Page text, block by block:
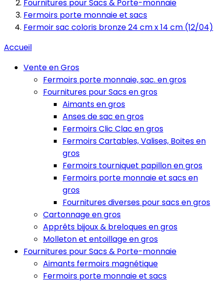
Fournitures pour Sacs & Porte-monnaie
Fermoirs porte monnaie et sacs
Fermoir sac coloris bronze 24 cm x 14 cm (12/04)
Accueil
Vente en Gros
Fermoirs porte monnaie, sac. en gros
Fournitures pour Sacs en gros
Aimants en gros
Anses de sac en gros
Fermoirs Clic Clac en gros
Fermoirs Cartables, Valises, Boites en
gros
Fermoirs tourniquet papillon en gros
Fermoirs porte monnaie et sacs en
gros
Fournitures diverses pour sacs en gros
Cartonnage en gros
Apprêts bijoux & breloques en gros
Molleton et entoillage en gros
Fournitures pour Sacs & Porte-monnaie
Aimants fermoirs magnétique
Fermoirs porte monnaie et sacs